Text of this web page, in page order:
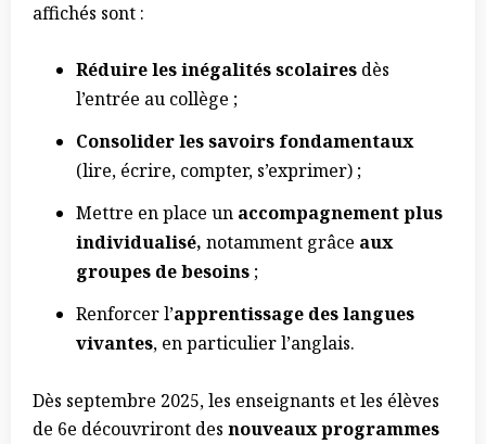
affichés sont :
Réduire les inégalités scolaires dès
l’entrée au collège ;
Consolider les savoirs fondamentaux
(lire, écrire, compter, s’exprimer) ;
Mettre en place un accompagnement plus
individualisé, notamment grâce aux
groupes de besoins ;
Renforcer l’apprentissage des langues
vivantes, en particulier l’anglais.
Dès septembre 2025, les enseignants et les élèves
de 6e découvriront des nouveaux programmes